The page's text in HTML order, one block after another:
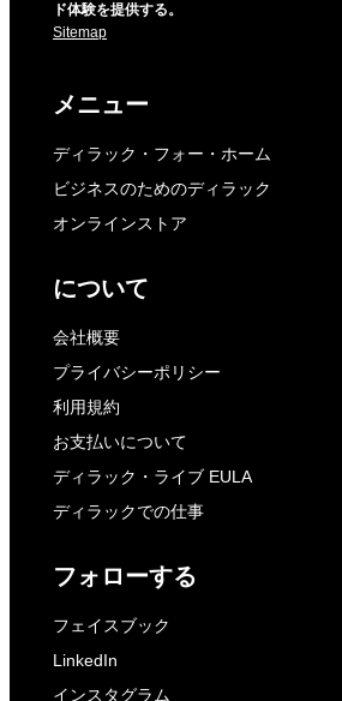
ド体験を提供する。
Sitemap
メニュー
ディラック・フォー・ホーム
ビジネスのためのディラック
オンラインストア
について
会社概要
プライバシーポリシー
利用規約
お支払いについて
ディラック・ライブ EULA
ディラックでの仕事
フォローする
フェイスブック
LinkedIn
インスタグラム